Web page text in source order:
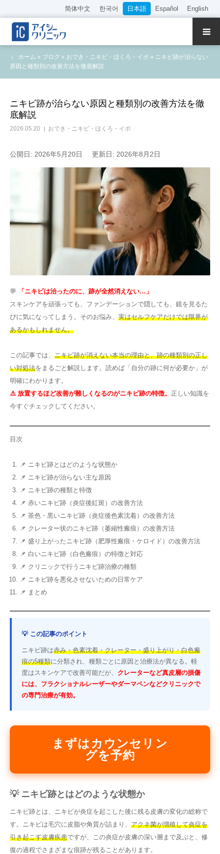
简体中文 한국어 日本語 Español English
ホーム » ブログ » おでき・ニキビ・ほくろ・イボ » ニキビ跡が治らない
原因と種類別の改善方法を徹底解説
ニキビ跡が治らない原因と種類別の改善方法を徹
底解説
2026.05.20 おでき・ニキビ・ほくろ・イボ
公開日: 2026年5月20日 更新日: 2026年8月2日
💬
「ニキビは治ったのに、跡が全然消えない…」
スキンケアを頑張っても、ファンデーションで隠しても、鏡を見るた
びに気になってしまう。そのお悩み、 実はセルフケアだけでは限界が
あるかもしれません。
この記事では、 ニキビ跡が消えない本当の理由と、跡の種類別の正し
い対処法をまるごと解説します。読めば「自分の跡に何が必要か」が
明確にわかります。
⚠️ 放置するほど改善が難しくなるのがニキビ跡の特徴。 正しい知識を
今すぐチェックしてください。
目次
📌 ニキビ跡とはどのような状態か
📌 ニキビ跡が治らない主な原因
📌 ニキビ跡の種類と特徴
📌 赤いニキビ跡（炎症後紅斑）の改善方法
📌 茶色・黒いニキビ跡（炎症後色素沈着）の改善方法
📌 クレーター状のニキビ跡（萎縮性瘢痕）の改善方法
📌 盛り上がったニキビ跡（肥厚性瘢痕・ケロイド）の改善方法
📌 白いニキビ跡（白色瘢痕）の特徴と対応
📌 クリニックで行うニキビ跡治療の種類
📌 ニキビ跡を悪化させないための日常ケア
📌 まとめ
💡 この記事のポイント
ニキビ跡は赤み・色素沈着・クレーター・盛り上がり・白色瘢
痕の5種類に分類され、種類ごとに原因と治療法が異なる。軽
度はスキンケアで改善可能だが、 クレーターなど真皮層の損傷
には、フラクショナルレーザーやダーマペンなどクリニックで
の専門治療が有効。
まずはカウンセリン
グを予約
💡 ニキビ跡とはどのような状態か
ニキビ跡とは、ニキビが炎症を起こした後に残る皮膚の変化の総称で
す。ニキビは毛穴に皮脂や角質が詰まり、 アクネ菌が増殖して炎症を
引き起こす皮膚疾患ですが、この炎症が皮膚の深い層まで及ぶと、修
復の過程でさまざまな痕跡が残ることがあります。
クリニック紹介
診療内容
WEB予約
料金表
English